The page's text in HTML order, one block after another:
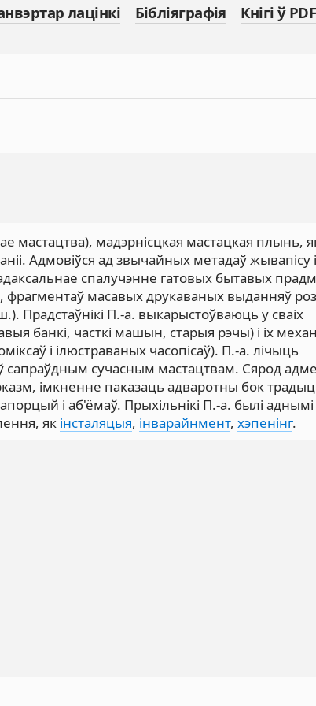
лацінкі Бібліяграфія Кнігі ў
мастацтва), мадэрнісцкая мастацкая плынь,
Адмовіўся ад звычайных метадаў жывапісу і
спалучэнне гатовых бытавых
фрагментаў масавых друкаваных выданняў
Прадстаўнікі П.-а. выкарыстоўваюць у сваіх
банкі, часткі машын, старыя рэчы) і іх
і ілюстраваных часопісаў). П.-а. лічыць
сапраўдным сучасным мастацтвам. Сярод
імкненне паказаць адваротны бок
і аб'ёмаў. Прыхільнікі П.-а. былі аднымі
як інсталяцыя, інварайнмент,хэпенінг.